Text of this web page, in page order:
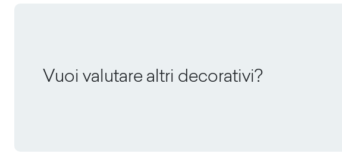
Vuoi valutare altri decorativi?